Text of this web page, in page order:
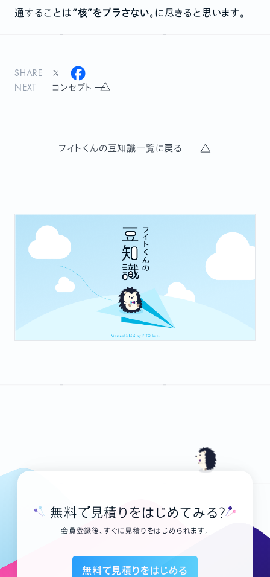
通することは“核”をブラさない。 に尽きると思います。
SHARE
NEXT
コンセプト
フィトくんの豆知識一覧に戻る
無料で見積りをはじめてみる？
会員登録後、すぐに見積りをはじめられます。
無料で見積りをはじめる